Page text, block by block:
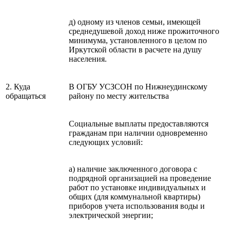
д) одному из членов семьи, имеющей
среднедушевой доход ниже прожиточного
минимума, установленного в целом по
Иркутской области в расчете на душу
населения.
2. Куда
обращаться
В ОГБУ УСЗСОН по Нижнеудинскому
району по месту жительства
Социальные выплаты предоставляются
гражданам при наличии одновременно
следующих условий:
а) наличие заключенного договора с
подрядной организацией на проведение
работ по установке индивидуальных и
общих (для коммунальной квартиры)
приборов учета использования воды и
электрической энергии;